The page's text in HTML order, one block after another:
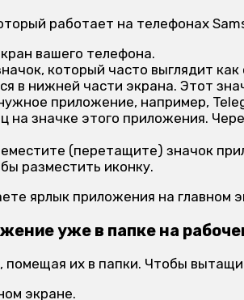
работает на телефонах
вашего телефона.
который часто выглядит
в нижней части экрана. Этот
приложение, например,
на значке этого приложения.
(перетащите) значок
разместить иконку.
ярлык приложения на главном
уже в папке на
помещая их в папки. Чтобы
экране.